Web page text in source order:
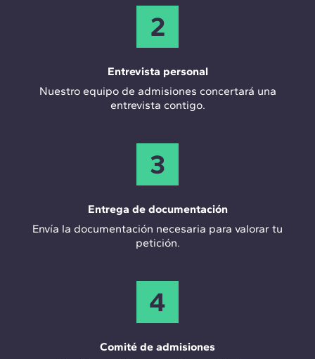
2
Entrevista personal
Nuestro equipo de admisiones concertará una
entrevista contigo.
3
Entrega de documentación
Envía la documentación necesaria para valorar tu
petición.
4
Comité de admisiones